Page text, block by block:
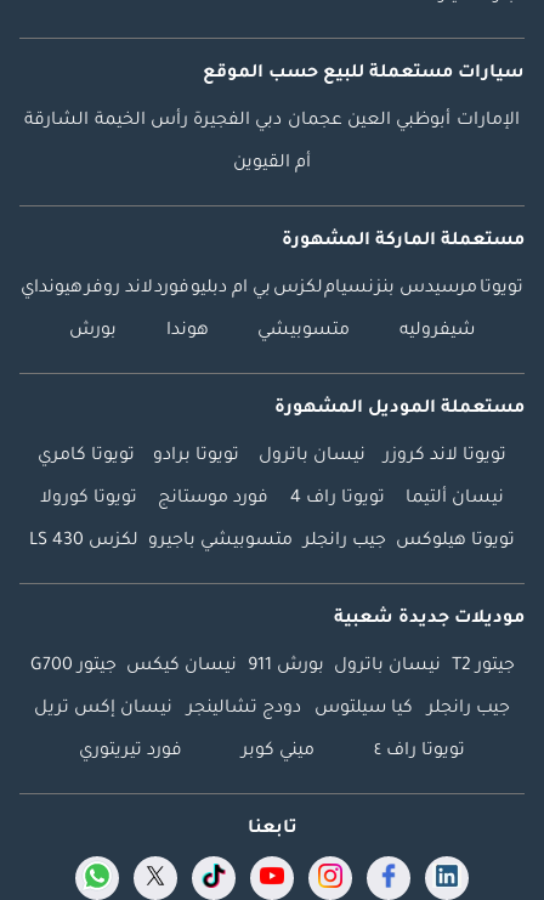
سيارات مستعملة للبيع حسب الموقع
الإمارات أبوظبي العين عجمان دبي الفجيرة رأس الخيمة الشارقة
أم القيوين
مستعملة الماركة المشهورة
تويوتا مرسيدس بنزنسياملكزس بي ام دبليوفوردلاند روفرهيونداي
شيفروليه متسوبيشي هوندا بورش
مستعملة الموديل المشهورة
تويوتا لاند كروزر نيسان باترول تويوتا برادو تويوتا كامري
نيسان ألتيما تويوتا راف 4 فورد موستانج تويوتا كورولا
تويوتا هيلوكس جيب رانجلر متسوبيشي باجيرو لكزس LS 430
موديلات جديدة شعبية
جيتور T2 نيسان باترول بورش 911 نيسان كيكس جيتور G700
جيب رانجلر كيا سيلتوس دودج تشالينجر نيسان إكس تريل
تويوتا راف ٤ ميني كوبر فورد تيريتوري
تابعنا